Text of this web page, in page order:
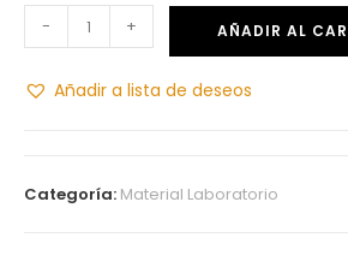
- + AÑADIR AL
Añadir a lista de deseos
Categoría: Material Laboratorio